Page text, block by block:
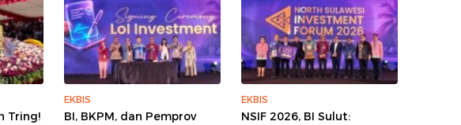
Tring!
EKBIS
BI, BKPM, dan Pemprov
EKBIS
NSIF 2026, BI Sulut: